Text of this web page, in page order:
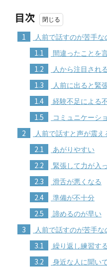
目次
1 人前で話すのが苦手
1.1 間違ったことを
1.2 人から注目され
1.3 人前に出ると緊
1.4 経験不足による
1.5 コミュニケーシ
2 人前で話すと声が震
2.1 あがりやすい
2.2 緊張して力が入
2.3 滑舌が悪くなる
2.4 準備が不十分
2.5 諦めるのが早い
3 人前で話すのが苦手
3.1 繰り返し練習する
3.2 身近な人に聞い